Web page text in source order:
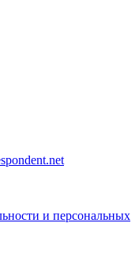
и персональных